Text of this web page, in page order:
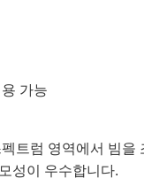
가능
트럼 영역에서 빔
성이 우수합니다.